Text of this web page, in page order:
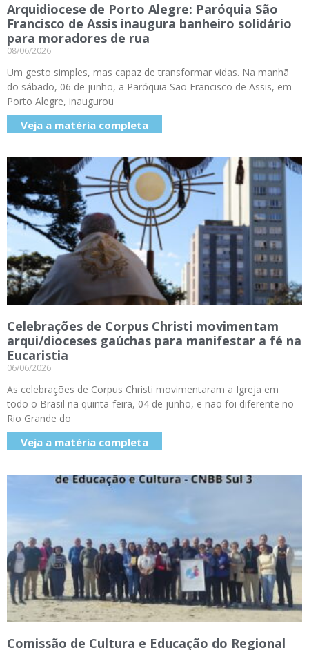
Arquidiocese de Porto Alegre: Paróquia São
Francisco de Assis inaugura banheiro solidário
para moradores de rua
08/06/2026
Um gesto simples, mas capaz de transformar vidas. Na manhã
do sábado, 06 de junho, a Paróquia São Francisco de Assis, em
Porto Alegre, inaugurou
Veja a matéria completa
Celebrações de Corpus Christi movimentam
arqui/dioceses gaúchas para manifestar a fé na
Eucaristia
06/06/2026
As celebrações de Corpus Christi movimentaram a Igreja em
todo o Brasil na quinta-feira, 04 de junho, e não foi diferente no
Rio Grande do
Veja a matéria completa
Comissão de Cultura e Educação do Regional